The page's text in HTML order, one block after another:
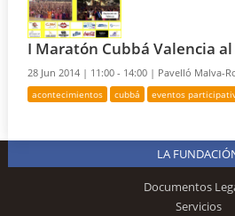
I Maratón Cubbá Valencia
28 Jun 2014 | 11:00 - 14:00 | Pavelló Malva-
acontecimientos cubbá eventos
LA
Documentos
Servicios